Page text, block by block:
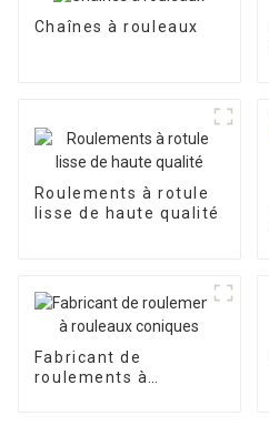
Chaînes à rouleaux
Roulements à rotule
lisse de haute qualité
Fabricant de
roulements à